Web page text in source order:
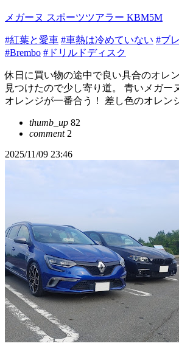
メガーヌ スポーツツアラー KBM5M
#紅葉と愛車 #車熱は冷めていない #ブ
#Brembo #ドリルドディスク
休日に買い物の途中で良い具合のオレ
見つけたので少し寄り道。 青いメガー
オレンジが一番合う！ 差し色のオレン
thumb_up 82
comment2
2025/11/09 23:46